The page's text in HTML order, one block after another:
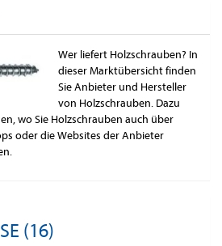
Wer liefert Holzschrauben? In
dieser Marktübersicht finden
Sie Anbieter und Hersteller
von Holzschrauben. Dazu
wo Sie Holzschrauben auch über
oder die Websites der Anbieter
(16)